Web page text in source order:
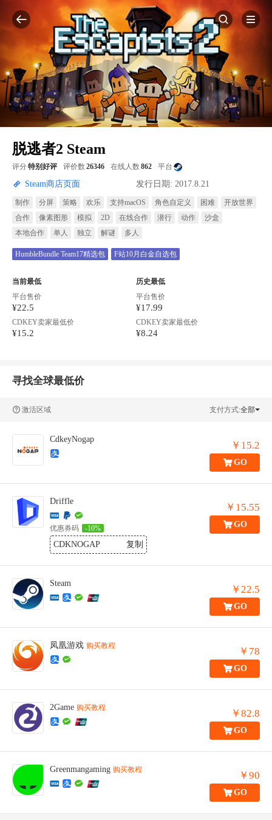
脱逃者2 Steam
评分特别好评 评价数 26346 在线人数 862 平台
Steam商店页面 发行日期: 2017.8.21
制作 分屏 策略 欢乐 支持macOS 角色自定义 困难
开放世界
合作
像素图形 模拟 2D 在线合作 潜行 动作
沙盒
本地合作
单人 独立 解谜 多人
HumbleBundle Team17精选包 F站10月白金自选包
当前最低
平台售价
¥22.5
CDKEY卖家最低价
¥15.2
历史最低
平台售价
¥17.99
CDKEY卖家最低价
¥8.24
寻找全球最低价
激活区域 支付方式:全部
CdkeyNogap
￥15.2
GO
Driffle
优惠券码 -10%
CDKNOGAP 复制
￥15.55
GO
Steam
￥22.5
GO
凤凰游戏 购买教程 ￥78
GO
2Game 购买教程 ￥82.8
GO
Greenmangaming 购买教程 ￥90
GO